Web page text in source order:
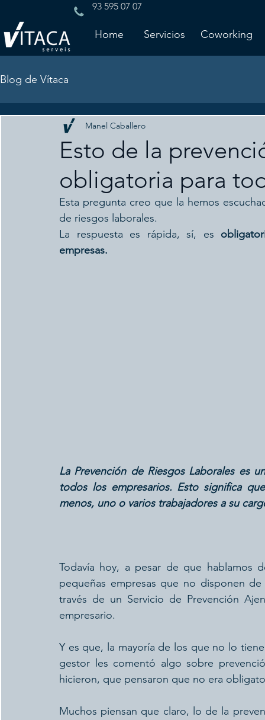
93 595 07 07
Home Servicios Coworking
Blog de Vítaca
Esto de la
obligatoria para
Manel Caballero
Esta pregunta creo que la hemos
de riesgos laborales.
La respuesta es rápida, sí, es
empresas.
La Prevención de Riesgos Laborales es
todos los empresarios. Esto significa
menos, uno o varios trabajadores a su
Todavía hoy, a pesar de que hablamos
pequeñas empresas que no disponen
través de un Servicio de Prevención
empresario.
Y es que, la mayoría de los que no lo
gestor les comentó algo sobre
hicieron, que pensaron que no era
Muchos piensan que claro, lo de la